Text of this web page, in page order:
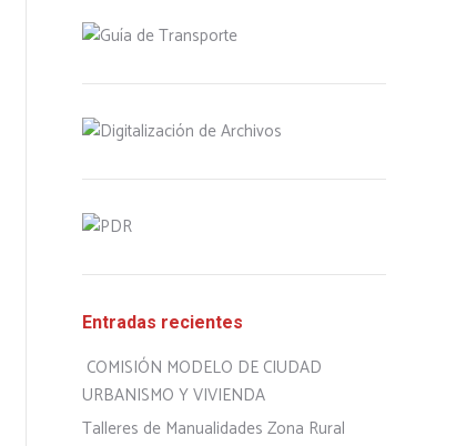
Entradas recientes
COMISIÓN MODELO DE CIUDAD
URBANISMO Y VIVIENDA
Talleres de Manualidades Zona Rural